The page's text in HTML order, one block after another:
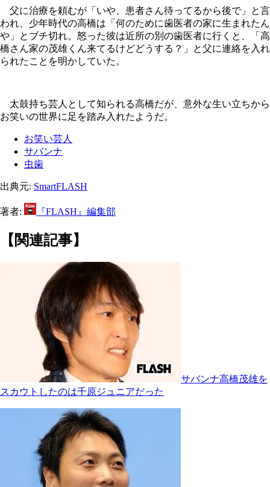
父に治療を頼むが「いや、患者さん待ってるから後で」と言
われ、少年時代の高橋は「何のために歯医者の家に生まれたん
や」とブチ切れ。怒った彼は近所の別の歯医者に行くと、「高
橋さん家の茂雄くん来てるけどどうする？」と父に連絡を入れ
られたことを明かしていた。
太鼓持ち芸人として知られる高橋だが、意外な生い立ちから
お笑いの世界に足を踏み入れたようだ。
お笑い芸人
サバンナ
虫歯
出典元: SmartFLASH
著者: 『FLASH』編集部
【関連記事】
サバンナ高橋茂雄を
スカウトしたのは千原ジュニアだった